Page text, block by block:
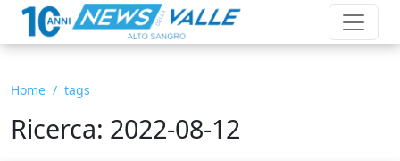
Home tags
Ricerca: 2022-08-12